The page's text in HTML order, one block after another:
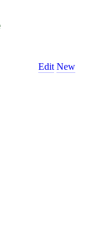
Edit New